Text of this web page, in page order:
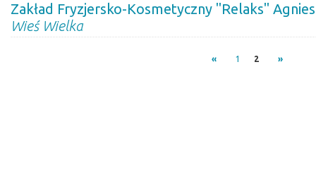
Zakład Fryzjersko-Kosmetyczny "Relaks"
Wieś Wielka
« 1 2 »